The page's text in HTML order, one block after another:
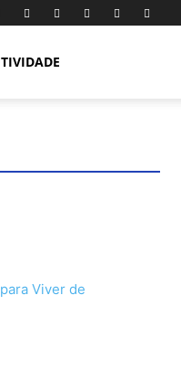
Viver de